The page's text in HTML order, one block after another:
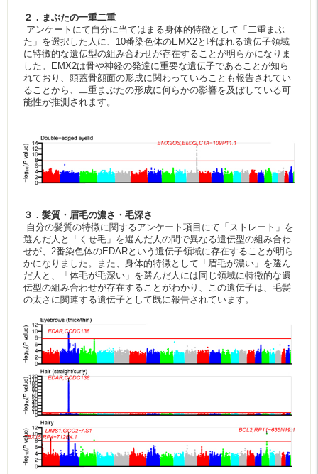
２．まぶたの一重二重
アンケートにて自分に当てはまる身体的特徴として「二重まぶ
た」を選択した人に、10番染色体のEMX2と呼ばれる遺伝子領域
に特徴的な遺伝型の組み合わせが存在することが明らかになりま
した。EMX2は骨や神経の発達に重要な遺伝子であることが知ら
れており、頭蓋骨顔面の形成に関わっていることも報告されてい
ることから、二重まぶたの形成に何らかの影響を及ぼしている可
能性が推測されます。
３．髪質・眉毛の濃さ・毛深さ
自分の髪質の特徴に関するアンケート項目にて「ストレート」を
選んだ人と「くせ毛」を選んだ人の間で異なる遺伝型の組み合わ
せが、2番染色体のEDARという遺伝子領域に存在することが明ら
かになりました。また、身体的特徴として「眉毛が濃い」を選ん
だ人と、「体毛が毛深い」を選んだ人には同じ領域に特徴的な遺
伝型の組み合わせが存在することがわかり、この遺伝子は、毛髪
の太さに関連する遺伝子として既に報告されています。